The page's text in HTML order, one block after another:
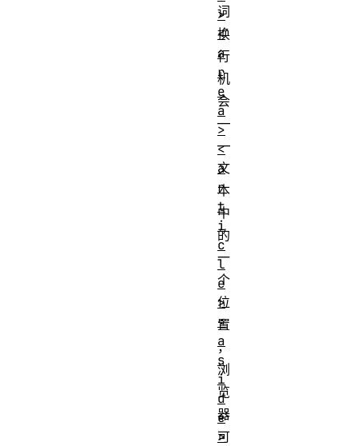
词
换
行
机
会
—
—
文
本
中
的
一
个
位
置
，
浏
览
器
可
>
<
a
r
e
a
>
<
a
r
t
i
c
l
e
>
<
a
s
i
d
e
>